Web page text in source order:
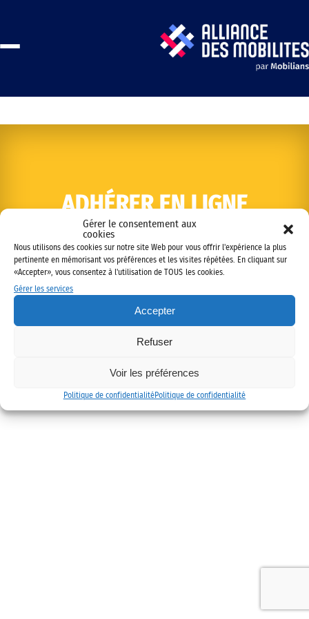
Gérer le consentement aux
cookies
Nous utilisons des cookies sur notre site Web pour vous offrir l'expérience la plus
pertinente en mémorisant vos préférences et les visites répétées. En cliquant sur
«Accepter», vous consentez à l'utilisation de TOUS les cookies.
Gérer les services
Accepter
Refuser
Voir les préférences
Politique de confidentialitéPolitique de confidentialité
ADHÉRER EN LIGNE
Copyright © 2022 Alliance des mobilités
Mentions légales Politique de confidentialité Contact